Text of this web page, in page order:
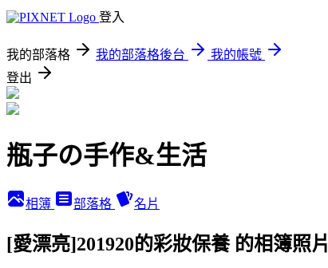
登入
我的部落格 我的部落格後台
我的帳號
登出
瓶子の手作&生活
相簿 部落格 名片
[愛漂亮]201920的彩妝保養 的相簿照片